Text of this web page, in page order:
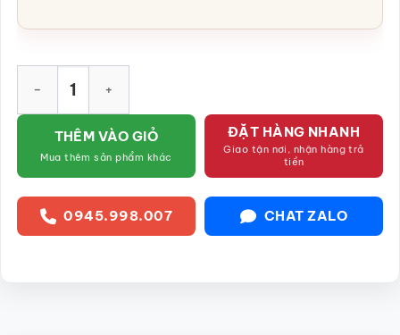
THÊM VÀO GIỎ
Mua thêm sản phẩm khác
ĐẶT HÀNG NHANH
Giao tận nơi, nhận hàng trả
tiền
0945.998.007 CHAT ZALO